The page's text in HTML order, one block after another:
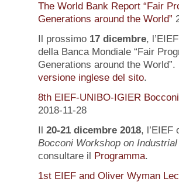
The World Bank Report “Fair
Generations around the World”
Il prossimo 17 dicembre,
della Banca Mondiale “Fair
Generations around the
versione inglese del sito.
8th EIEF-UNIBO-IGIER
2018-11-28
Il 20-21 dicembre 2018, l’EIEF
Bocconi Workshop on
consultare il Programma.
1st EIEF and Oliver Wyman